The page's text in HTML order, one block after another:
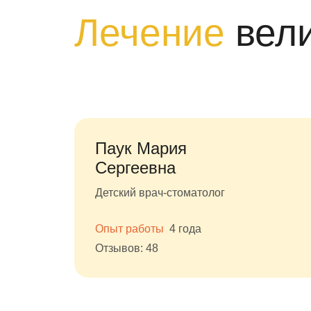
Лечение
Паук Мария
Сергеевна
Детский врач-стоматолог
Опыт работы 4 года
Отзывов: 48